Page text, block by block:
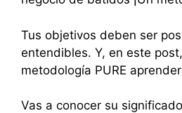
Tus objetivos deben ser
entendibles. Y, en este
metodología PURE
Vas a conocer su